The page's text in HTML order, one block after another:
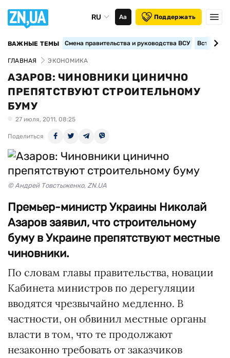
RU Аа Поддержать
ВАЖНЫЕ ТЕМЫ Смена правительства и руководства ВСУ
ГЛАВНАЯ ЭКОНОМИКА
АЗАРОВ: ЧИНОВНИКИ ЦИНИЧНО
ПРЕПЯТСТВУЮТ СТРОИТЕЛЬНОМУ
БУМУ
27 июля, 2011, 08:25
Поделиться
© Андрей Товстыженко, ZN.UA
Премьер-министр Украины Николай
Азаров заявил, что строительному
буму в Украине препятствуют местные
чиновники.
По словам главы правительства, новации
Кабинета министров по дерегуляции
вводятся чрезвычайно медленно. В
частности, он обвинил местные органы
власти в том, что те продолжают
незаконно требовать от заказчиков